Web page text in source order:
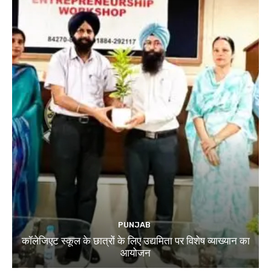
PUNJAB
कॉलेजिएट स्कूल के छात्रों के लिए उद्यमिता पर विशेष व्याख्यान का
आयोजन